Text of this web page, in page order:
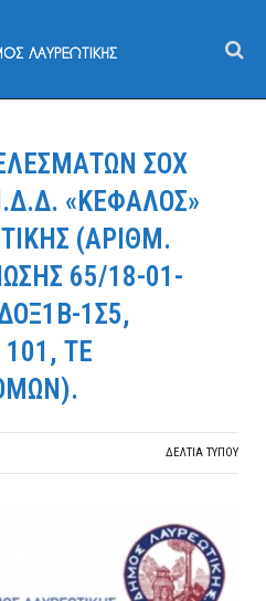
ΣΟΧ
«ΚΕΦΑΛΟΣ»
(ΑΡΙΘΜ.
65/18-01-
1Σ5,
ΤΕ
ΔΕΛΤΙΑ ΤΥΠΟΥ